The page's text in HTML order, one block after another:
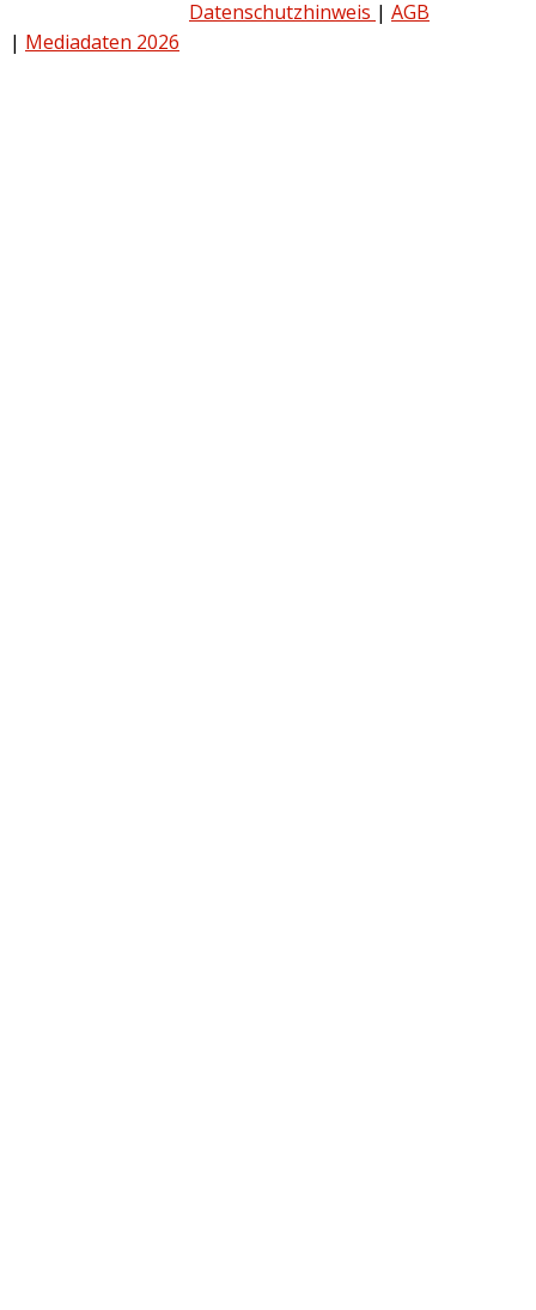
Datenschutzhinweis | AGB
| Mediadaten 2026